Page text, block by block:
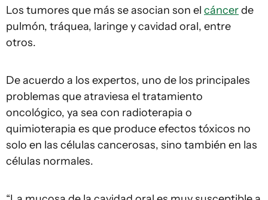
Los tumores que más se asocian son el cáncerde
pulmón, tráquea, laringe y cavidad oral, entre
otros.
De acuerdo a los expertos, uno de los principales
problemas que atraviesa el tratamiento
oncológico, ya sea con radioterapia o
quimioterapia es que produce efectos tóxicos no
solo en las células cancerosas, sino también en las
células normales.